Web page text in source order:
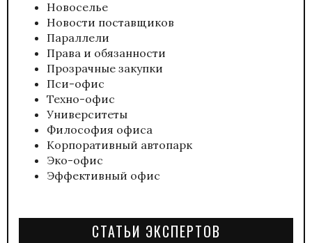
Новоселье
Новости поставщиков
Параллели
Права и обязанности
Прозрачные закупки
Пси-офис
Техно-офис
Университеты
Философия офиса
Корпоративный автопарк
Эко-офис
Эффективный офис
СТАТЬИ ЭКСПЕРТОВ